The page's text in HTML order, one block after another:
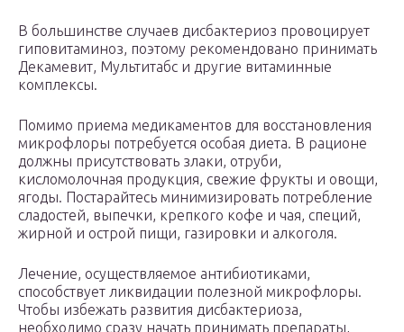
В большинстве случаев дисбактериоз провоцирует
гиповитаминоз, поэтому рекомендовано принимать
Декамевит, Мультитабс и другие витаминные
комплексы.
Помимо приема медикаментов для восстановления
микрофлоры потребуется особая диета. В рационе
должны присутствовать злаки, отруби,
кисломолочная продукция, свежие фрукты и овощи,
ягоды. Постарайтесь минимизировать потребление
сладостей, выпечки, крепкого кофе и чая, специй,
жирной и острой пищи, газировки и алкоголя.
Лечение, осуществляемое антибиотиками,
способствует ликвидации полезной микрофлоры.
Чтобы избежать развития дисбактериоза,
необходимо сразу начать принимать препараты,